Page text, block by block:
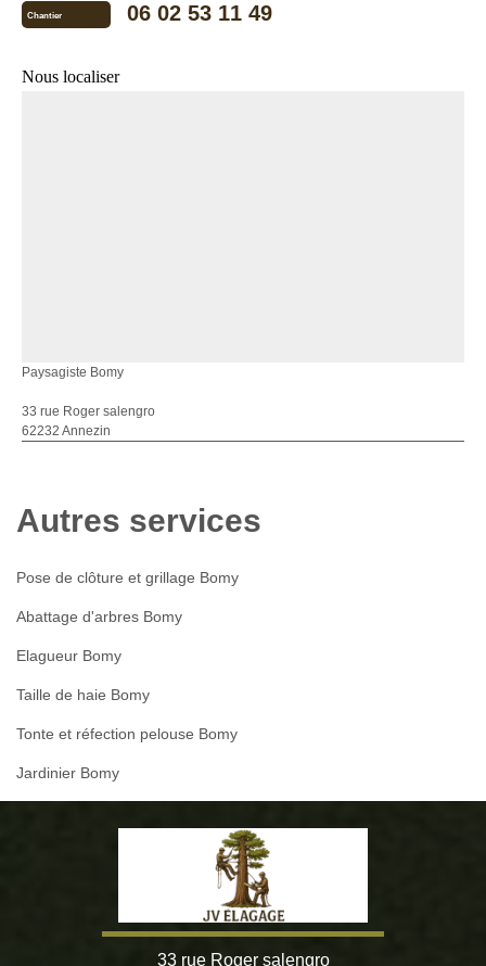
Chantier 06 02 53 11 49
Nous localiser
Paysagiste Bomy
33 rue Roger salengro
62232 Annezin
Autres services
Pose de clôture et grillage Bomy
Abattage d'arbres Bomy
Elagueur Bomy
Taille de haie Bomy
Tonte et réfection pelouse Bomy
Jardinier Bomy
33 rue Roger salengro